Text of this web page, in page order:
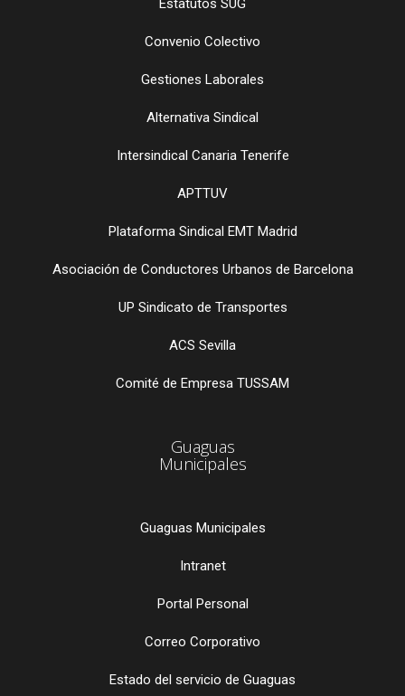
Estatutos SUG
Convenio Colectivo
Gestiones Laborales
Alternativa Sindical
Intersindical Canaria Tenerife
APTTUV
Plataforma Sindical EMT Madrid
Asociación de Conductores Urbanos de Barcelona
UP Sindicato de Transportes
ACS Sevilla
Comité de Empresa TUSSAM
Guaguas
Municipales
Guaguas Municipales
Intranet
Portal Personal
Correo Corporativo
Estado del servicio de Guaguas